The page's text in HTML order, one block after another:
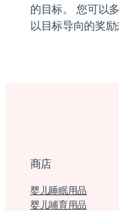
的目标。 您可以
以目标导向的奖励
商店
婴儿睡眠用品
婴儿哺育用品